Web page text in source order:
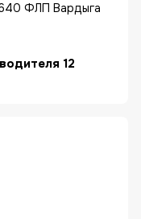
ФЛП Вардыга
12